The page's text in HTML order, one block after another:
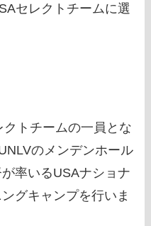
セレクトチームに選
トチームの一員とな
のメンデンホール
率いるUSAナショナ
グキャンプを行いま